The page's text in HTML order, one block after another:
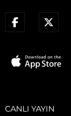
CANLI YAYIN